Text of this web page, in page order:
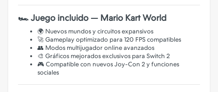
🏎️ Juego incluido — Mario Kart World
🌍 Nuevos mundos y circuitos expansivos
🚀 Gameplay optimizado para 120 FPS compatibles
👥 Modos multijugador online avanzados
🎨 Gráficos mejorados exclusivos para Switch 2
🎮 Compatible con nuevos Joy-Con 2 y funciones
sociales